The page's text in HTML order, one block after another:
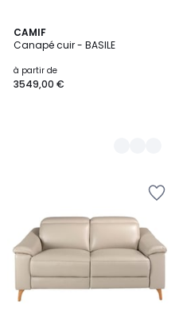
CAMIF
Canapé cuir - BASILE
à partir de
3549,00 €
3
Couleurs